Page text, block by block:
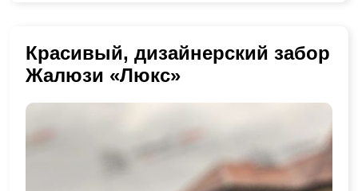
Красивый, дизайнерский забор
Жалюзи «Люкс»